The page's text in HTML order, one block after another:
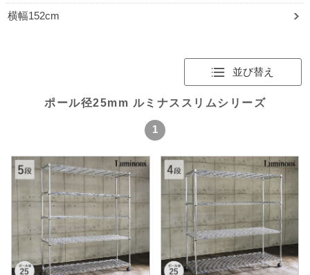
横幅152cm
並び替え
ポール径25mm ルミナススリムシリーズ
1